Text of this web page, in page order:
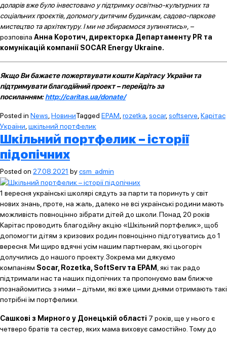
доларів вже було інвестовано у підтримку освітньо-культурних та
соціальних проєктів, допомогу дитячим будинкам, садово-паркове
мистецтво та архітектуру. І ми не збираємося зупинятись», –
розповіла Анна Коротич, директорка Департаменту PR та
комунікацій компанії SOCAR Energy Ukraine.
Якщо Ви бажаєте пожертвувати кошти Карітасу України та
підтримувати благодійний проект – перейдіть за
посиланням:http://caritas.ua/donate/
Posted in News НовиниTagged EPAM rozetka socar, softserve Карітас
України шкільний портфелик
Шкільний портфелик – історії
підопічних
Posted on 27.08.2021 bycsm_admin
1 вересня українські школярі сядуть за парти та поринуть у світ
нових знань, проте, на жаль, далеко не всі українські родини мають
можливість повноцінно зібрати дітей до школи. Понад 20 років
Карітас проводить благодійну акцію «Шкільний портфелик», щоб
допомогти дітям з кризових родин повноцінно підготуватись до 1
вересня. Ми щиро вдячні усім нашим партнерам, які цьогоріч
долучились до нашого проекту. Зокрема ми дякуємо
компаніям Socar, Rozetka, SoftServ та EPAM , які так радо
підтримали нас та наших підопічних та пропонуємо вам ближче
познайомитись з ними – дітьми, які вже цими днями отримають такі
потрібні їм портфелики.
Сашкові з Мирного у Донецькій області 7 років, ще у нього є
четверо братів та сестер, яких мама виховує самостійно. Тому до